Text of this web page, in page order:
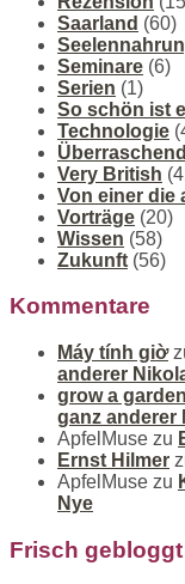
Saarland (60)
Seminare (6)
Serien (1)
So schön ist
Technologie
Very British
Von einer die
Vorträge (20)
Wissen (58)
Zukunft (56)
Kommentare
Máy tính giờ
anderer
grow a
ganz anderer
ApfelMuse zu
Ernst Hilmer
ApfelMuse zu
Nye
Frisch gebloggt